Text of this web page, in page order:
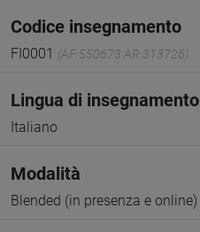
Codice insegnamento
FI0001 (AF:550673 AR:313726)
Lingua di insegnamento
Italiano
Modalità
Blended (in presenza e online)